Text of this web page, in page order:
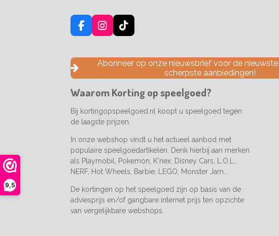
9,5
F
a
e
o
k
I
n
t
a
g
a
T
i
T
o
k
Abonneer op onze nieuwsbrief voor de nieuwste
scherpste aanbiedingen!
Waarom Korting op speelgoed?
Bij kortingopspeelgoed.nl koopt u speelgoed tegen
de laagste prijzen.
In onze webshop vindt u het actueel aanbod met
populaire speelgoedartikelen. Denk hierbij aan merken
als Playmobil, Pokemon, K'nex, Disney Cars, L.O.L.,
NERF, Hot Wheels, Barbie, LEGO, Monster Jam...
De kortingen op het speelgoed zijn op basis van de
adviesprijs en/of gangbare internet prijs ten opzichte
van vergelijkbare webshops.